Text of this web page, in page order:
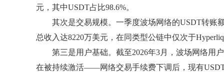
元，其中USDT占比98.6%。
其次是交易规模。一季度波场网络的USDT转账
总收入达8220万美元，在同类型公链中仅次于
第三是用户基础。截至2026年3月，波场网络用
在被持续激活——网络交易手续费下调后，现有